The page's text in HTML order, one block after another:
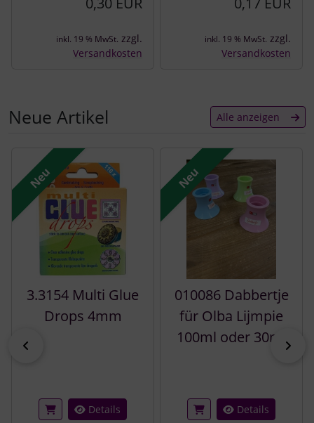
inkl. 19 % MwSt. zzgl.
Versandkosten
inkl. 19 % MwSt. zzgl.
Versandkosten
Neue Artikel Alle anzeigen
Es folgt ein Produktslider - navigieren Sie mit der Tab-
Neu
3.3154 Multi Glue
Drops 4mm
Details
Neu
010086 Dabbertje
für Olba Lijmpie
100ml oder 30ml
Details